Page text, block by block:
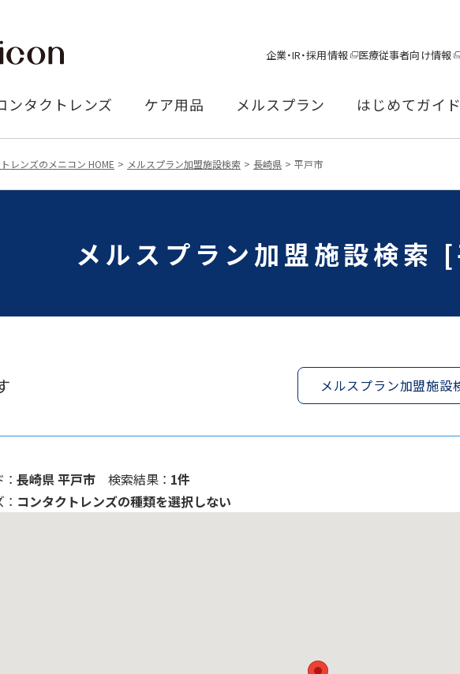
企業・IR・採用情報 医療従事者向け情報
ンタクトレンズ ケア用品 メルスプラン はじめてガイド
レンズのメニコン HOME メルスプラン加盟施設検索 長崎県 平戸市
メルスプラン加盟施設検索
メルスプラン加盟施設
長崎県 平戸市 検索結果 ： 1件
コンタクトレンズの種類を選択しない